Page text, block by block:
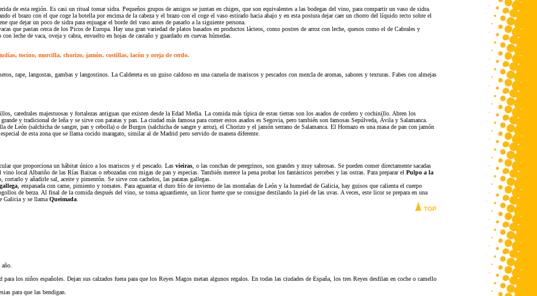
de esta región. Es casi un ritual tomar sidra. Pequeños grupos de amigos se juntan en chiges, que son equivalentes a las bodegas del vino, para compartir un vaso de sidra.
el brazo con el que coge la botella por encima de la cabeza y el brazo con el coge el vaso estirado hacia abajo y en esta postura dejar caer un chorro del líquido recto sobre el
que dejar un poco de sidra para enjuagar el borde del vaso antes de pasarlo a la siguiente persona.
que pastan cerca de los Picos de Europa. Hay una gran variedad de platos basados en productos lácteos, como postres de arroz con leche, quesos como el de Cabrales y
leche de vaca, oveja y cabra, envuelto en hojas de castaño y guardado en cuevas húmedas.
tocino, morcilla, chorizo, jamón, costillas, lacón y oreja de cerdo.
rape, langostas, gambas y langostinos. La Caldereta es un guiso caldoso en una cazuela de mariscos y pescados con mezcla de aromas, sabores y texturas. Fabes con almejas
catedrales majestuosas y fortalezas antiguas que existen desde la Edad Media. La comida más típica de estas tierras son los asados de cordero y cochinillo. Abren los
y tradicional de leña y se sirve con patatas y pan. La ciudad más famosa para comer estos asados es Segovia, pero también son famosas Sepúlveda, Ávila y Salamanca.
de León (salchicha de sangre, pan y cebolla) o de Burgos (salchicha de sangre y arroz), el Chorizo y el jamón serrano de Salamanca. El Hornazo es una masa de pan con jamón
de esta zona que se llama cocido maragato, similar al de Madrid pero servido de manera diferente.
que proporciona un hábitat único a los mariscos y el pescado. Las vieiras, o las conchas de peregrinos, son grandes y muy sabrosas. Se pueden comer directamente sacadas
local Albariño de las Rías Baixas o rebozadas con migas de pan y especias. También merece la pena probar los fantásticos percebes y las ostras. Para preparar el Pulpo a la
y añadirle sal, aceite y pimentón. Se sirve con cachelos, las patatas gallegas.
, empanada con carne, pimiento y tomates. Para aguantar el duro frío de invierno de las montañas de León y la humedad de Galicia, hay guisos que calienta el cuerpo
de berza. Al final de la comida después del vino, se toma aguardiente, un licor fuerte que se consigue destilando la piel de las uvas. A veces, este licor se prepara en una
Galicia y se llama Queimada.
TOP
los niños españoles. Dejan sus calzados fuera para que los Reyes Magos metan algunos regalos. En todas las ciudades de España, los tres Reyes desfilan en coche o camello
para que las bendigan.